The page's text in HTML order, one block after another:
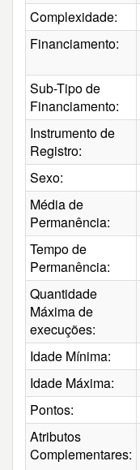
Complexidade:
Financiamento:
Sub-Tipo de
Financiamento:
Instrumento de
Registro:
Sexo:
Média de
Permanência:
Tempo de
Permanência:
Quantidade
Máxima de
execuções:
Idade Mínima:
Idade Máxima:
Pontos:
Atributos
Complementares: